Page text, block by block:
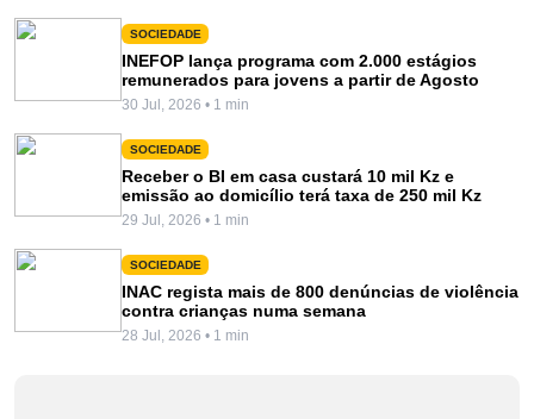
SOCIEDADE
INEFOP lança programa com 2.000 estágios
remunerados para jovens a partir de Agosto
30 Jul, 2026 • 1 min
SOCIEDADE
Receber o BI em casa custará 10 mil Kz e
emissão ao domicílio terá taxa de 250 mil Kz
29 Jul, 2026 • 1 min
SOCIEDADE
INAC regista mais de 800 denúncias de violência
contra crianças numa semana
28 Jul, 2026 • 1 min